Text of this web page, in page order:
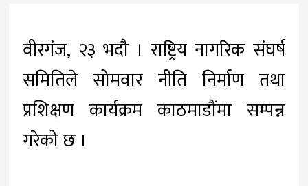
वीरगंज, २३ भदौ । राष्ट्रिय नागरिक संघर्ष
समितिले सोमवार नीति निर्माण तथा
प्रशिक्षण कार्यक्रम काठमाडौंमा सम्पन्न
गरेको छ ।